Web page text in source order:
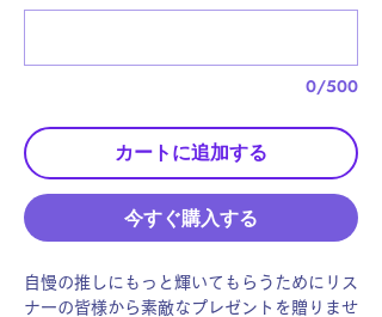
0/500
カートに追加する
今すぐ購入する
自慢の推しにもっと輝いてもらうためにリス
ナーの皆様から素敵なプレゼントを贈りませ